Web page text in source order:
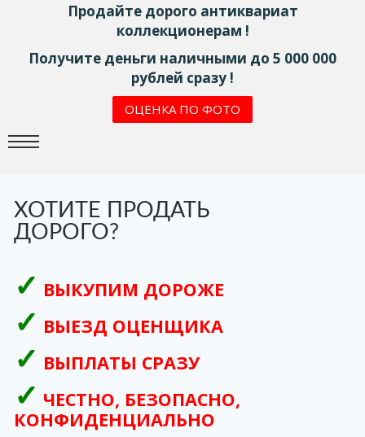
Продайте дорого антиквариат
коллекционерам !
Получите деньги наличными до 5 000 000
рублей сразу !
ОЦЕНКА ПО ФОТО
ХОТИТЕ ПРОДАТЬ
ДОРОГО?
ВЫКУПИМ ДОРОЖЕ
ВЫЕЗД ОЦЕНЩИКА
ВЫПЛАТЫ СРАЗУ
ЧЕСТНО, БЕЗОПАСНО,
КОНФИДЕНЦИАЛЬНО